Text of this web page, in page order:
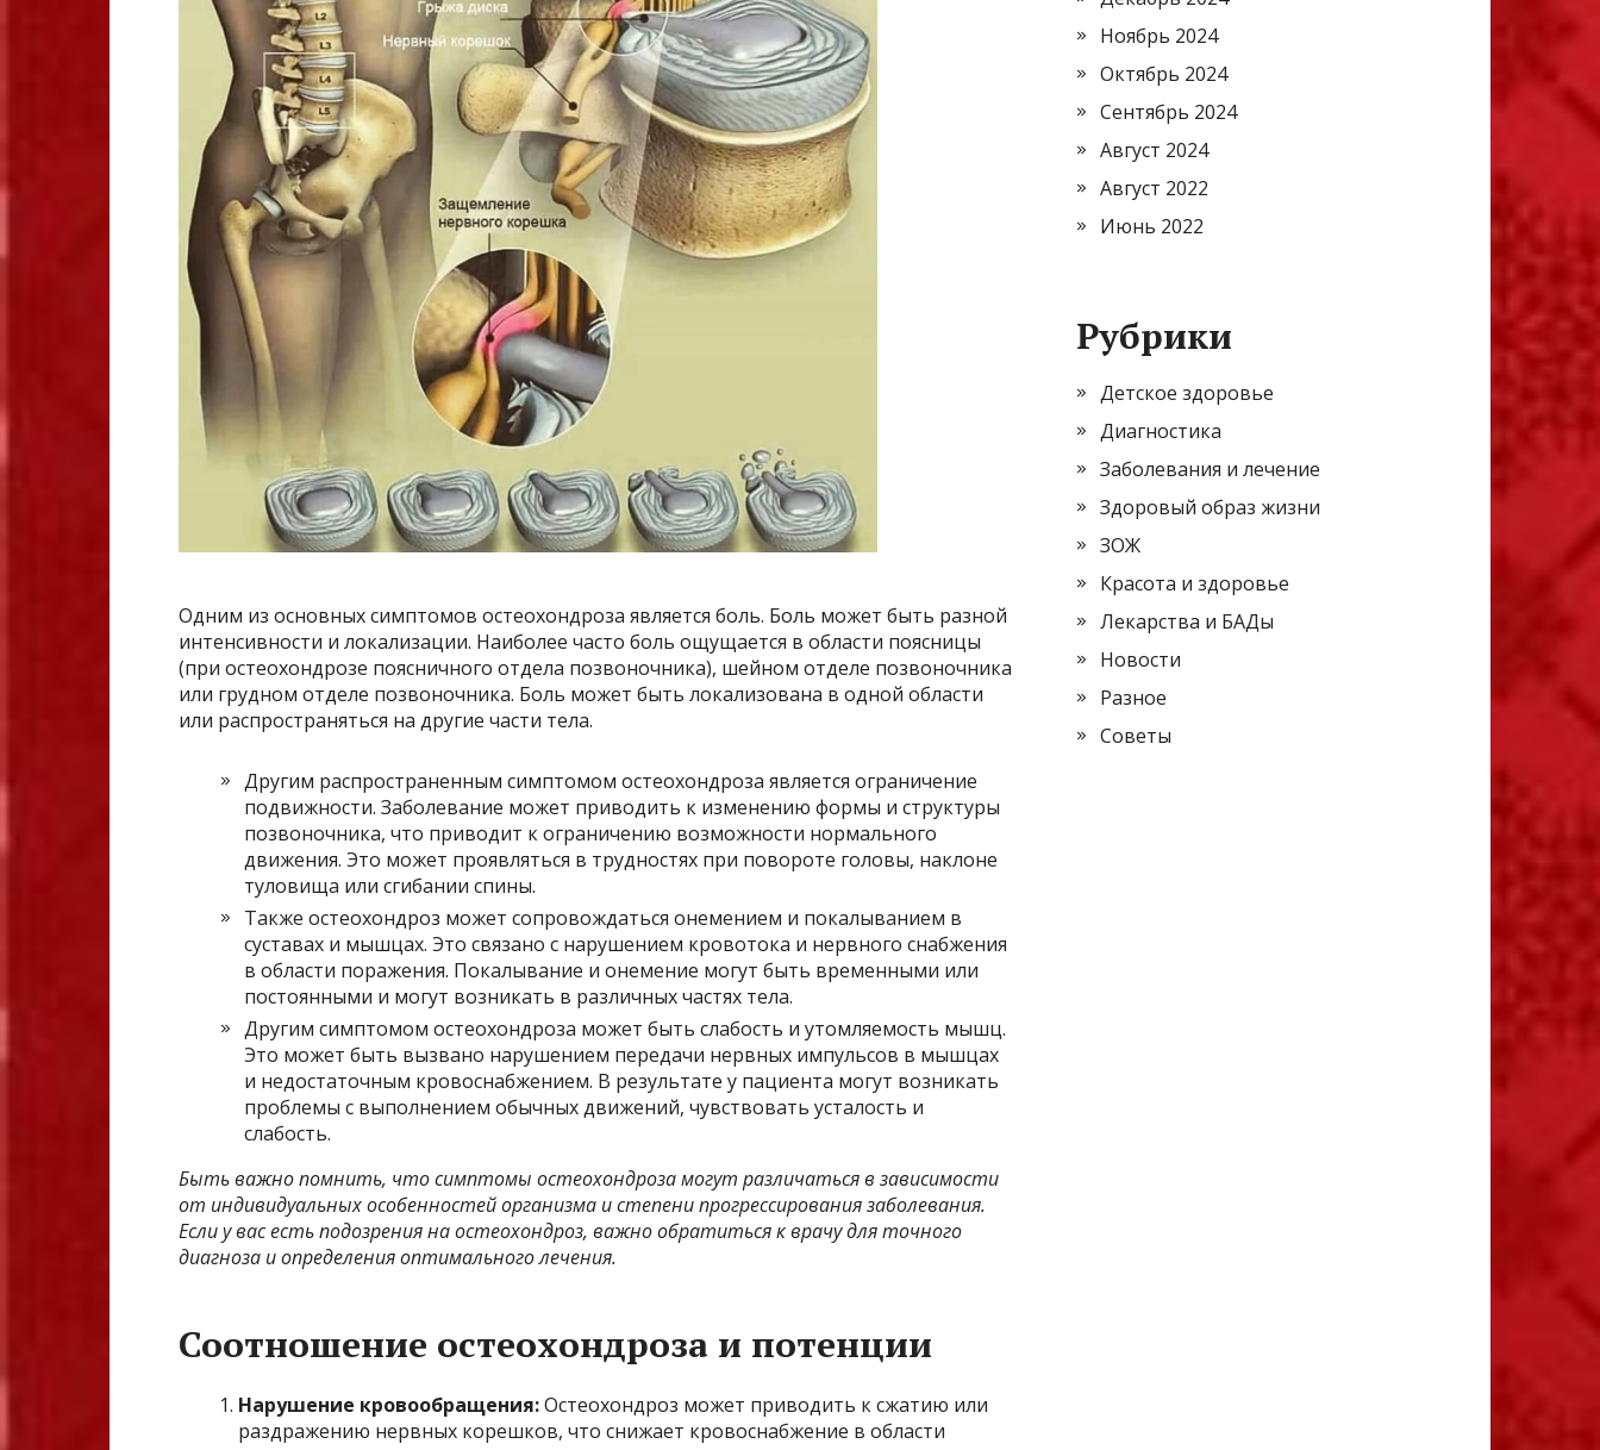
Одним из основных симптомов остеохондроза является боль. Боль может быть разной
интенсивности и локализации. Наиболее часто боль ощущается в области поясницы
(при остеохондрозе поясничного отдела позвоночника), шейном отделе позвоночника
или грудном отделе позвоночника. Боль может быть локализована в одной области
или распространяться на другие части тела.
Другим распространенным симптомом остеохондроза является ограничение
подвижности. Заболевание может приводить к изменению формы и структуры
позвоночника, что приводит к ограничению возможности нормального
движения. Это может проявляться в трудностях при повороте головы, наклоне
туловища или сгибании спины.
Также остеохондроз может сопровождаться онемением и покалыванием в
суставах и мышцах. Это связано с нарушением кровотока и нервного снабжения
в области поражения. Покалывание и онемение могут быть временными или
постоянными и могут возникать в различных частях тела.
Другим симптомом остеохондроза может быть слабость и утомляемость мышц.
Это может быть вызвано нарушением передачи нервных импульсов в мышцах
и недостаточным кровоснабжением. В результате у пациента могут возникать
проблемы с выполнением обычных движений, чувствовать усталость и
слабость.
Быть важно помнить, что симптомы остеохондроза могут различаться в зависимости
от индивидуальных особенностей организма и степени прогрессирования заболевания.
Если у вас есть подозрения на остеохондроз, важно обратиться к врачу для точного
диагноза и определения оптимального лечения.
Соотношение остеохондроза и потенции
Нарушение кровообращения:Остеохондроз может приводить к сжатию или
раздражению нервных корешков, что снижает кровоснабжение в области
Ноябрь 2024
Октябрь 2024
Сентябрь 2024
Август 2024
Август 2022
Июнь 2022
Рубрики
Детское здоровье
Диагностика
Заболевания и лечение
Здоровый образ жизни
ЗОЖ
Красота и здоровье
Лекарства и БАДы
Новости
Разное
Советы